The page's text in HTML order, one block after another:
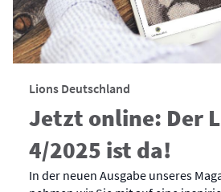
Lions Deutschland
Jetzt online: Der
4/2025 ist da!
In der neuen Ausgabe unseres